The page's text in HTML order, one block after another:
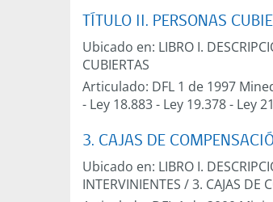
TÍTULO II. PERSONAS
Ubicado en: LIBRO I.
CUBIERTAS
Articulado: DFL 1 de 1997
- Ley 18.883- Ley 19.378- Ley
3. CAJAS DE
Ubicado en: LIBRO I.
INTERVINIENTES /3. CAJAS DE